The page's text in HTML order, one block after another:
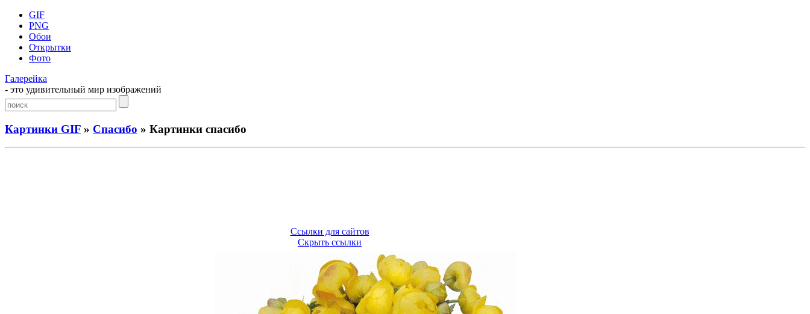
GIF
PNG
Обои
Открытки
Фото
Галерейка
- это удивительный мир изображений
Картинки GIF » Спасибо » Картинки спасибо
Ссылки для сайтов
Скрыть ссылки